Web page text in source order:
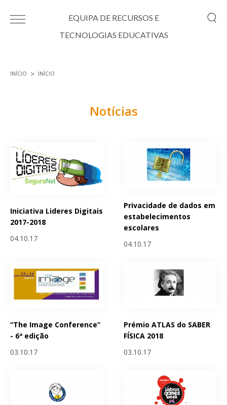
EQUIPA DE RECURSOS E
TECNOLOGIAS EDUCATIVAS
INÍCIO INÍCIO
Notícias
Iniciativa Lideres Digitais
2017-2018
04.10.17
Privacidade de dados em
estabelecimentos
escolares
04.10.17
“The Image Conference”
- 6ª edição
03.10.17
Prémio ATLAS do SABER
FÍSICA 2018
03.10.17
Páginas